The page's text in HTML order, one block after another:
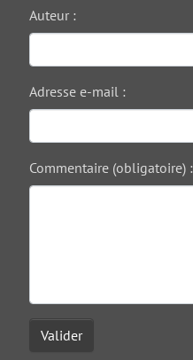
Auteur :
Adresse e-mail :
Commentaire (obligatoire) :
Valider